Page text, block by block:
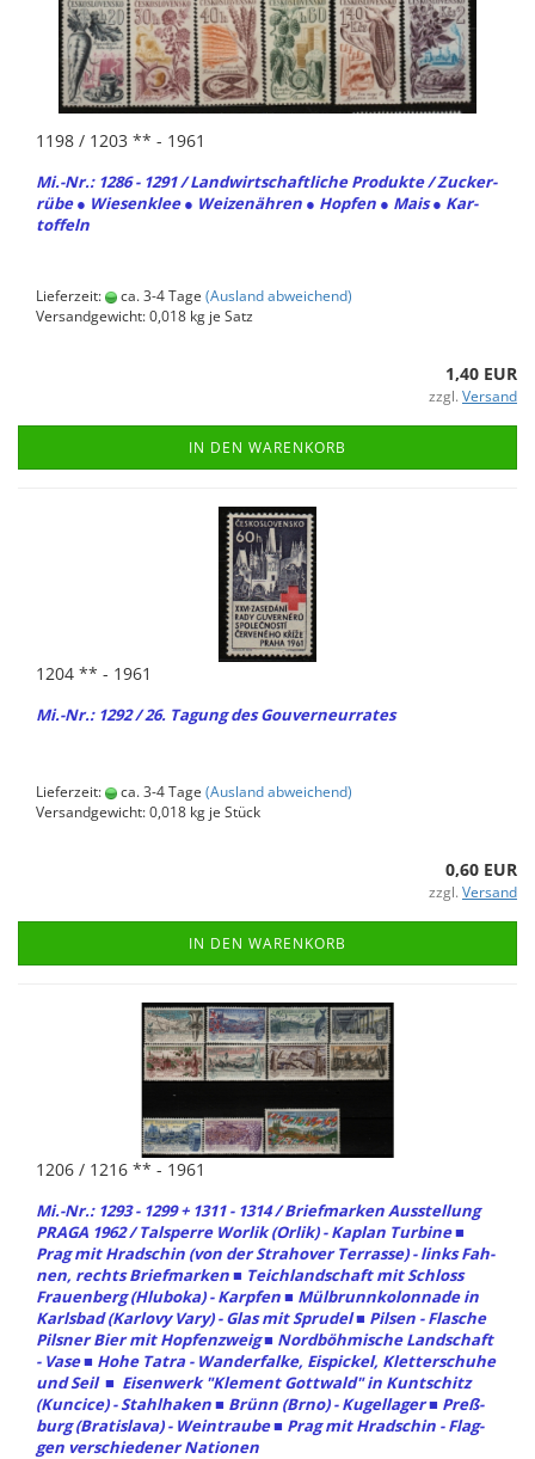
1198 / 1203 ** - 1961
Mi.-Nr.: 1286 - 1291 / Land­wirt­schaft­li­che Pro­duk­te / Zu­cker­
rü­be ● Wie­sen­klee ● Wei­zenäh­ren ● Hop­fen ● Mais ● Kar­
tof­feln
Lieferzeit: ca. 3-4 Tage (Ausland abweichend)
Versandgewicht:0,018 kg je Satz
1,40 EUR
zzgl. Versand
IN DEN WARENKORB
1204 ** - 1961
Mi.-Nr.: 1292 / 26. Ta­gung des Gou­ver­neur­ra­tes
Lieferzeit: ca. 3-4 Tage (Ausland abweichend)
Versandgewicht:0,018 kg je Stück
0,60 EUR
zzgl. Versand
IN DEN WARENKORB
1206 / 1216 ** - 1961
Mi.-Nr.: 1293 - 1299 + 1311 - 1314 / Brief­mar­ken Aus­stel­lung
PRAGA 1962 / Tal­sper­re Wor­lik (Orlik) - Ka­plan Tur­bi­ne ■
Prag mit Hr­ad­schin (von der Stra­ho­ver Ter­ras­se) - links Fah­
nen, rechts Brief­mar­ken ■ Teich­land­schaft mit Schloss
Frau­en­berg (Hlub­o­ka) - Karp­fen ■ Mül­brunn­ko­lon­na­de in
Karls­bad (Kar­lo­vy Vary) - Glas mit Spru­del ■ Pil­sen - Fla­sche
Pils­ner Bier mit Hopf­en­zweig ■ Nord­böh­mi­sche Land­schaft
- Vase ■ Hohe Tatra - Wan­der­fal­ke, Eis­pi­ckel, Klet­ter­schu­he
und Seil ■ Ei­sen­werk "Kle­ment Gott­wald" in Kunt­schitz
(Kun­cice) - Stahl­ha­ken ■ Brünn (Brno) - Ku­gel­la­ger ■ Preß­
burg (Bra­tis­la­va) - Wein­trau­be ■ Prag mit Hr­ad­schin - Flag­
gen ver­schie­de­ner Na­tio­nen